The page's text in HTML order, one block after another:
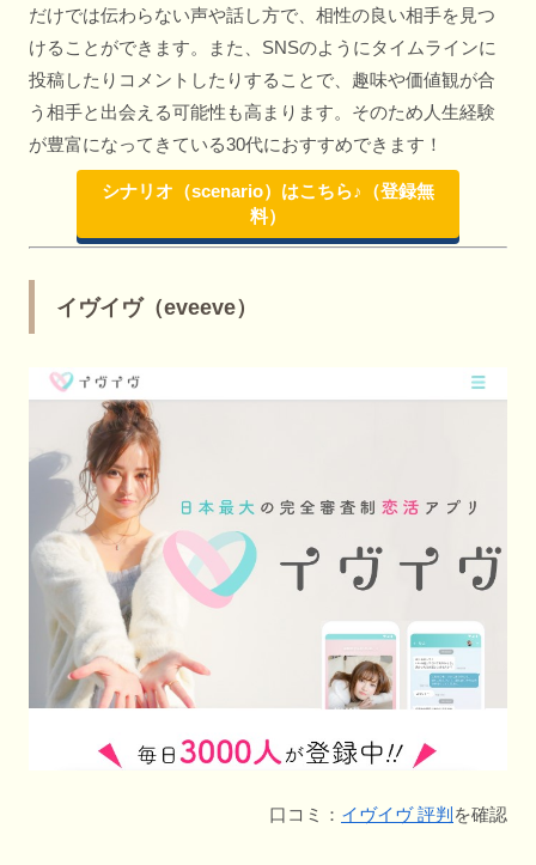
だけでは伝わらない声や話し方で、相性の良い相手を見つ
けることができます。また、SNSのようにタイムラインに
投稿したりコメントしたりすることで、趣味や価値観が合
う相手と出会える可能性も高まります。そのため人生経験
が豊富になってきている30代におすすめできます！
シナリオ（scenario）はこちら♪（登録無
料）
イヴイヴ（eveeve）
口コミ： イヴイヴ 評判 を確認